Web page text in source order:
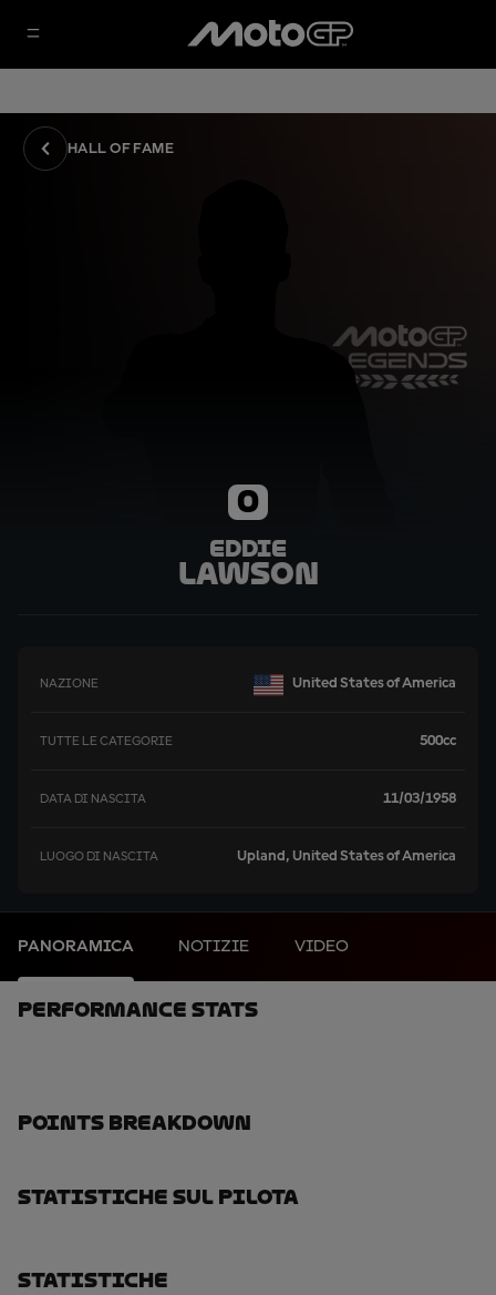
HALL OF FAME
0
Eddie
Lawson
NAZIONE United States of America
TUTTE LE CATEGORIE 500cc
DATA DI NASCITA 11/03/1958
LUOGO DI NASCITA Upland, United States of America
PANORAMICA NOTIZIE VIDEO
Performance Stats
Points Breakdown
Statistiche Sul Pilota
Statistiche